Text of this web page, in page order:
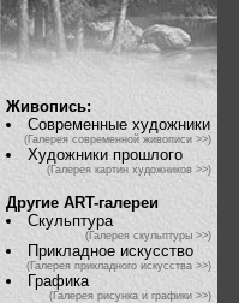
Живопись:
Современные художники
(Галерея современной живописи >>)
Художники прошлого
(Галерея картин художников >>)
Другие ART-галереи
Скульптура
(Галерея скульптуры >>)
Прикладное искусство
(Галерея прикладного искусства >>)
Графика
(Галерея рисунка и графики >>)